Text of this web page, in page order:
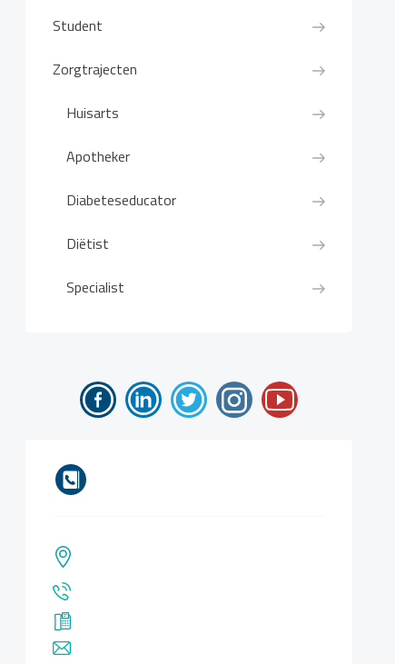
Student
Zorgtrajecten
Huisarts
Apotheker
Diabeteseducator
Diëtist
Specialist